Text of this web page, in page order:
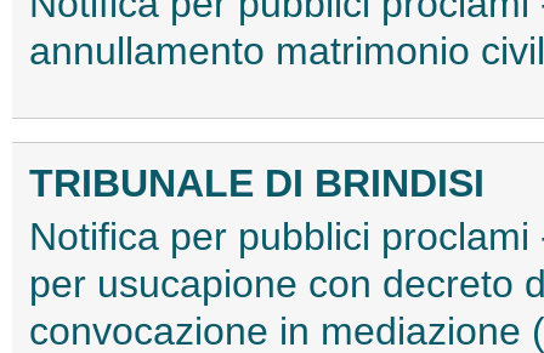
annullamento matrimonio
TRIBUNALE DI BRINDISI
Notifica per pubblici
per usucapione con decreto
convocazione in mediazione